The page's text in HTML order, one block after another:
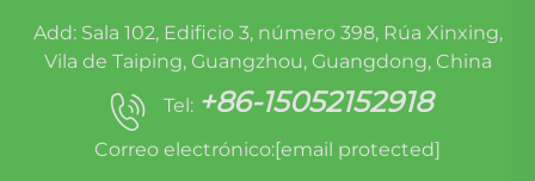
Add: Sala 102, Edificio 3, número 398, Rúa Xinxing,
Vila de Taiping, Guangzhou, Guangdong, China
Tel: +86-15052152918
Correo electrónico:[email protected]